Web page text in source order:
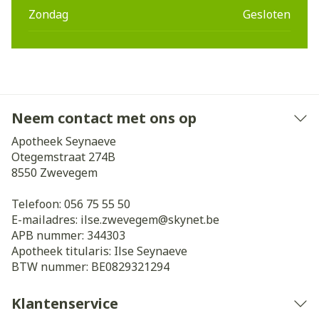
Zondag Gesloten
Neem contact met ons op
Apotheek Seynaeve
Otegemstraat 274B
8550 Zwevegem
Telefoon: 056 75 55 50
E-mailadres: ilse.zwevegem@skynet.be
APB nummer: 344303
Apotheek titularis: Ilse Seynaeve
BTW nummer: BE0829321294
Klantenservice